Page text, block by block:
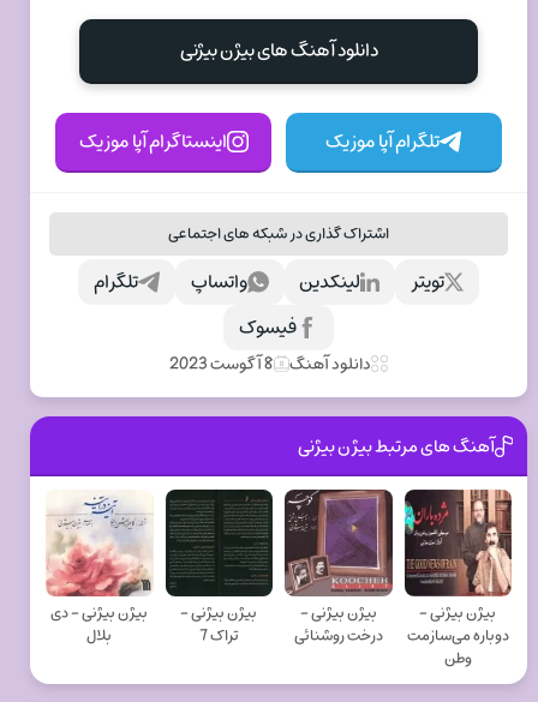
دانلود آهنگ های بیژن بیژنی
تلگرام آپا موزیک اینستاگرام آپا موزیک
اشتراک گذاری در شبکه های اجتماعی
تلگرام واتساپ لینکدین
تویتر
فیسوک
دانلود آهنگ 8 آگوست 2023
آهنگ های مرتبط بیژن بیژنی
بیژن بیژنی -
دوباره می‌سازمت
وطن
بیژن بیژنی -
درخت روشنائی
بیژن بیژنی -
تراک 7
بیژن بیژنی - دی
بلال